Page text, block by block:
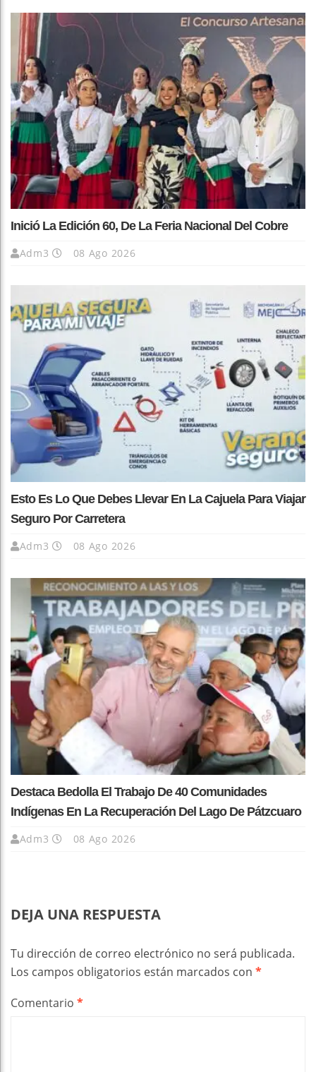
Inició La Edición 60, De La Feria Nacional Del Cobre
Adm3 08 Ago 2026
Esto Es Lo Que Debes Llevar En La Cajuela Para Viajar
Seguro Por Carretera
Adm3 08 Ago 2026
Destaca Bedolla El Trabajo De 40 Comunidades
Indígenas En La Recuperación Del Lago De Pátzcuaro
Adm3 08 Ago 2026
DEJA UNA RESPUESTA
Tu dirección de correo electrónico no será publicada.
Los campos obligatorios están marcados con *
Comentario *